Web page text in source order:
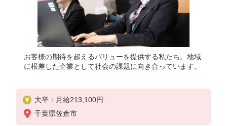
お客様の期待を超えるバリューを提供する私たち。地域
に根差した企業として社会の課題に向き合っています。
大卒：月給213,100円
短大・専門卒：月給209,100円
千葉県佐倉市